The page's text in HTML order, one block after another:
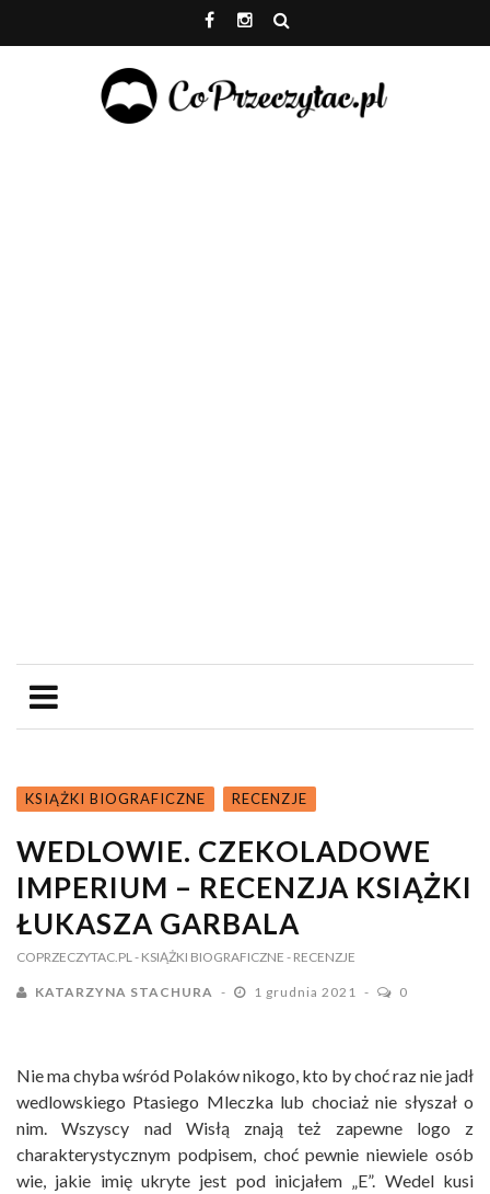
KSIĄŻKI BIOGRAFICZNE RECENZJE
WEDLOWIE. CZEKOLADOWE
IMPERIUM – RECENZJA KSIĄŻKI
ŁUKASZA GARBALA
COPRZECZYTAC.PL - KSIĄŻKI BIOGRAFICZNE - RECENZJE
KATARZYNA STACHURA 1 grudnia 2021 0
Nie ma chyba wśród Polaków nikogo, kto by choć raz nie jadł
wedlowskiego Ptasiego Mleczka lub chociaż nie słyszał o
nim. Wszyscy nad Wisłą znają też zapewne logo z
charakterystycznym podpisem, choć pewnie niewiele osób
wie, jakie imię ukryte jest pod inicjałem „E”. Wedel kusi